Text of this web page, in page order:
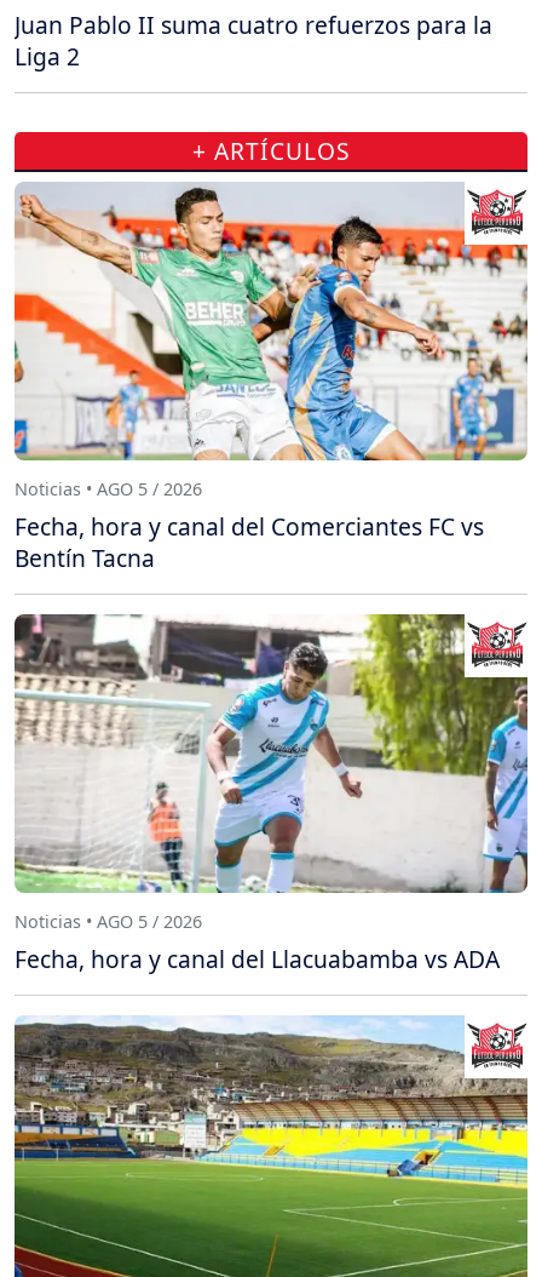
Juan Pablo II suma cuatro refuerzos para la
Liga 2
+ ARTÍCULOS
Noticias • AGO 5 / 2026
Fecha, hora y canal del Comerciantes FC vs
Bentín Tacna
Noticias • AGO 5 / 2026
Fecha, hora y canal del Llacuabamba vs ADA